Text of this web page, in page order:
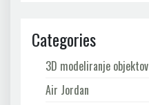
Categories
3D modeliranje objektov
Air Jordan